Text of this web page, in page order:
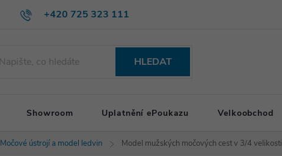
+420 725 323 111
HLEDAT
Showroom Uplatnění ePoukazu Velkoobchod
Močové ústrojí a model ledvin Model mužských močových cest v 3/4 velikosti